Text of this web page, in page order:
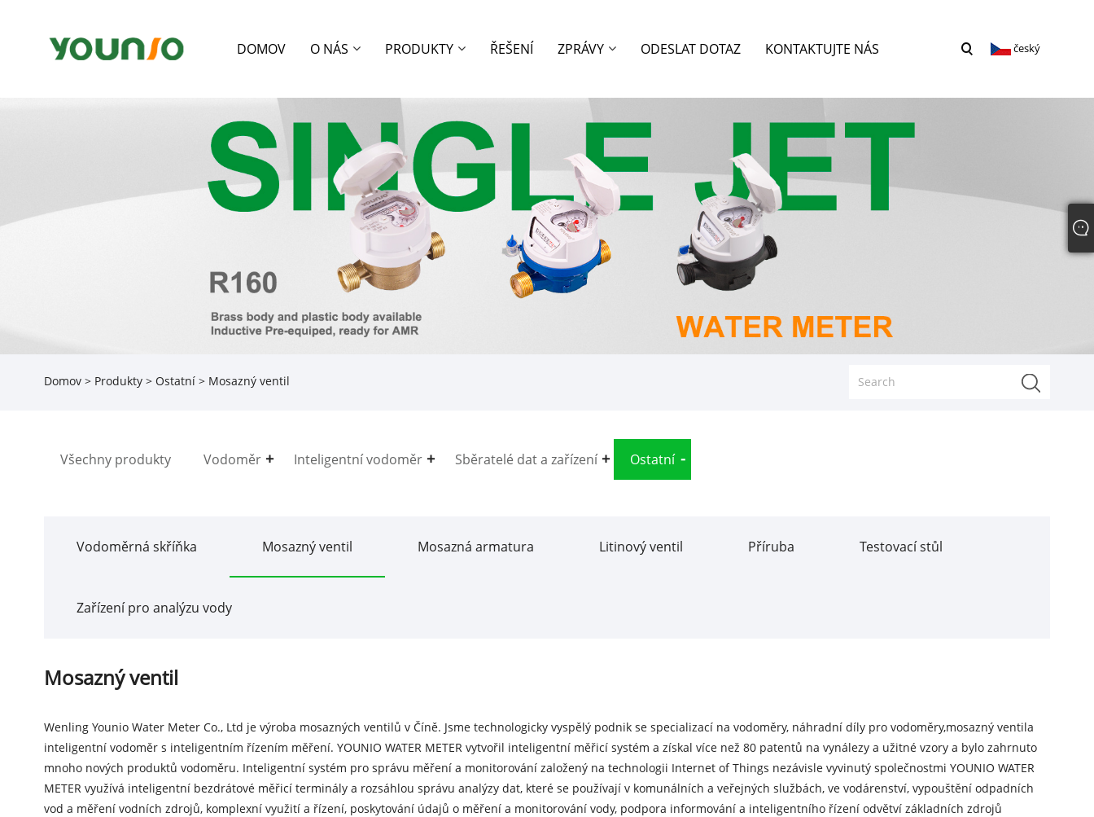
DOMOV O NÁS PRODUKTY ŘEŠENÍ ZPRÁVY ODESLAT DOTAZ KONTAKTUJTE NÁS český
Domov > Produkty> Ostatní> Mosazný ventil
Všechny produkty Vodoměr Inteligentní vodoměr Sběratelé dat a zařízení Ostatní
Vodoměrná skříňka Mosazný ventil Mosazná armatura Litinový ventil Příruba Testovací stůl
Zařízení pro analýzu vody
Mosazný ventil
Wenling Younio Water Meter Co., Ltd je výroba mosazných ventilů v Číně. Jsme technologicky vyspělý podnik se specializací na vodoměry, náhradní díly pro vodoměry,mosazný ventila
inteligentní vodoměr s inteligentním řízením měření. YOUNIO WATER METER vytvořil inteligentní měřicí systém a získal více než 80 patentů na vynálezy a užitné vzory a bylo zahrnuto
mnoho nových produktů vodoměru. Inteligentní systém pro správu měření a monitorování založený na technologii Internet of Things nezávisle vyvinutý společnostmi YOUNIO WATER
METER využívá inteligentní bezdrátové měřicí terminály a rozsáhlou správu analýzy dat, které se používají v komunálních a veřejných službách, ve vodárenství, vypouštění odpadních
vod a měření vodních zdrojů, komplexní využití a řízení, poskytování údajů o měření a monitorování vody, podpora informování a inteligentního řízení odvětví základních zdrojů